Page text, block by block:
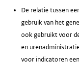
De relatie tussen
gebruik van het
ook gebruikt voor
en
voor indicatoren